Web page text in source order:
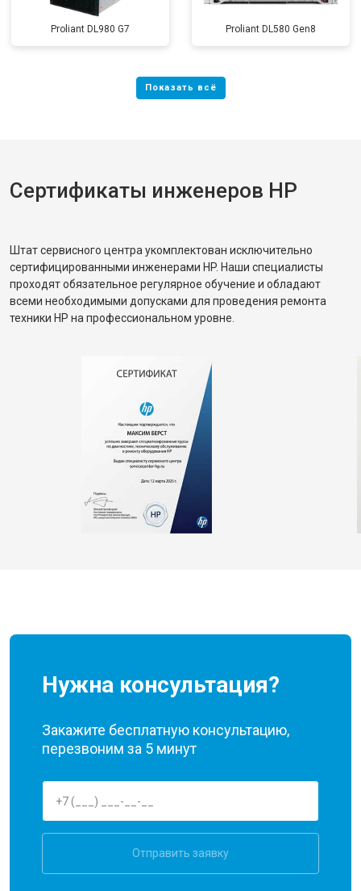
Proliant DL980 G7 Proliant DL580 Gen8
Сертификаты инженеров HP
Штат сервисного центра укомплектован исключительно
сертифицированными инженерами HP. Наши специалисты
проходят обязательное регулярное обучение и обладают
всеми необходимыми допусками для проведения ремонта
техники HP на профессиональном уровне.
Нужна консультация?
Закажите бесплатную консультацию,
перезвоним за 5 минут
Отправить заявку